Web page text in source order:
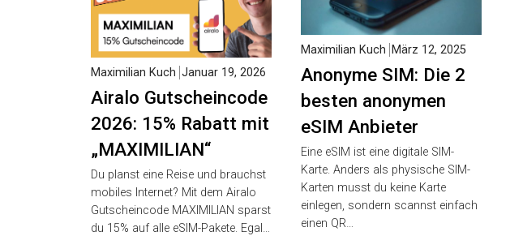
Airalo Gutscheincode
2026: 15% Rabatt mit
„MAXIMILIAN“
Maximilian Kuch Januar 19, 2026
Du planst eine Reise und brauchst
mobiles Internet? Mit dem Airalo
Gutscheincode MAXIMILIAN sparst
du 15% auf alle eSIM-Pakete. Egal…
Anonyme SIM: Die 2
besten anonymen
eSIM Anbieter
Maximilian Kuch März 12, 2025
Eine eSIM ist eine digitale SIM-
Karte. Anders als physische SIM-
Karten musst du keine Karte
einlegen, sondern scannst einfach
einen QR…